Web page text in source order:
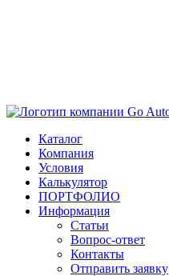
Каталог
Компания
Условия
Калькулятор
ПОРТФОЛИО
Информация
Статьи
Вопрос-ответ
Контакты
Отправить заявку